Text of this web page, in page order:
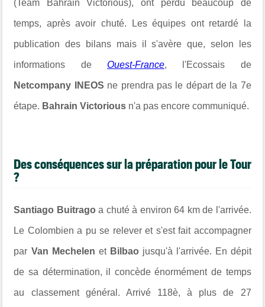
(Team Bahrain Victorious), ont perdu beaucoup de
temps, après avoir chuté. Les équipes ont retardé la
publication des bilans mais il s'avère que, selon les
informations de Ouest-France, l'Ecossais de
Netcompany INEOS ne prendra pas le départ de la 7e
étape. Bahrain Victorious n'a pas encore communiqué.
Des conséquences sur la préparation pour le Tour
?
Santiago Buitragoa chuté à environ 64 km de l'arrivée.
Le Colombien a pu se relever et s'est fait accompagner
par Van Mechelen et Bilbao jusqu'à l'arrivée. En dépit
de sa détermination, il concède énormément de temps
au classement général. Arrivé 118è, à plus de 27